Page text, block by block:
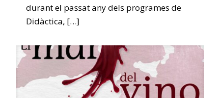
durant el passat any dels programes de
Didàctica, […]